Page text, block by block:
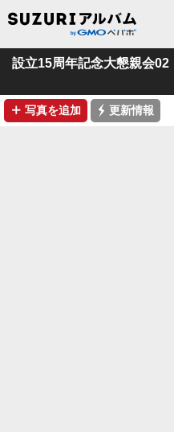
設立15周年記念大懇親会02
➕ 写真を追加 ⚡ 更新情報